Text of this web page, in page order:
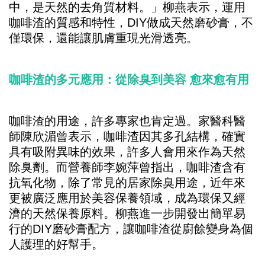
中，是天然的去角質材料。」柳燕表示，運用
咖啡渣的質感和特性，DIY做成天然磨砂膏，不
僅環保，還能讓肌膚重現光滑透亮。
咖啡渣的多元應用：從除臭到美容 愈來愈有用
咖啡渣的用途，許多專家也肯定過。家醫科醫
師陳欣湄曾表示，咖啡渣因其多孔結構，確實
具有吸附異味的效果，許多人會用來作為天然
除臭劑。而營養師李婉萍曾指出，咖啡渣含有
抗氧化物，除了常見的居家除臭用途，近年來
更被廣泛應用於美容保養領域，成為環保又經
濟的天然保養原料。柳燕進一步開發出簡單易
行的DIY磨砂膏配方，讓咖啡渣從廚餘變身為個
人護理的好幫手。